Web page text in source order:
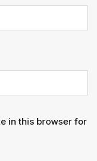
in this browser for